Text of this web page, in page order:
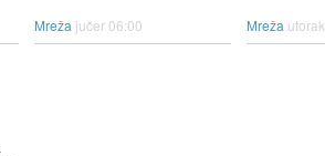
Mreža jučer 06:00 Mreža utorak